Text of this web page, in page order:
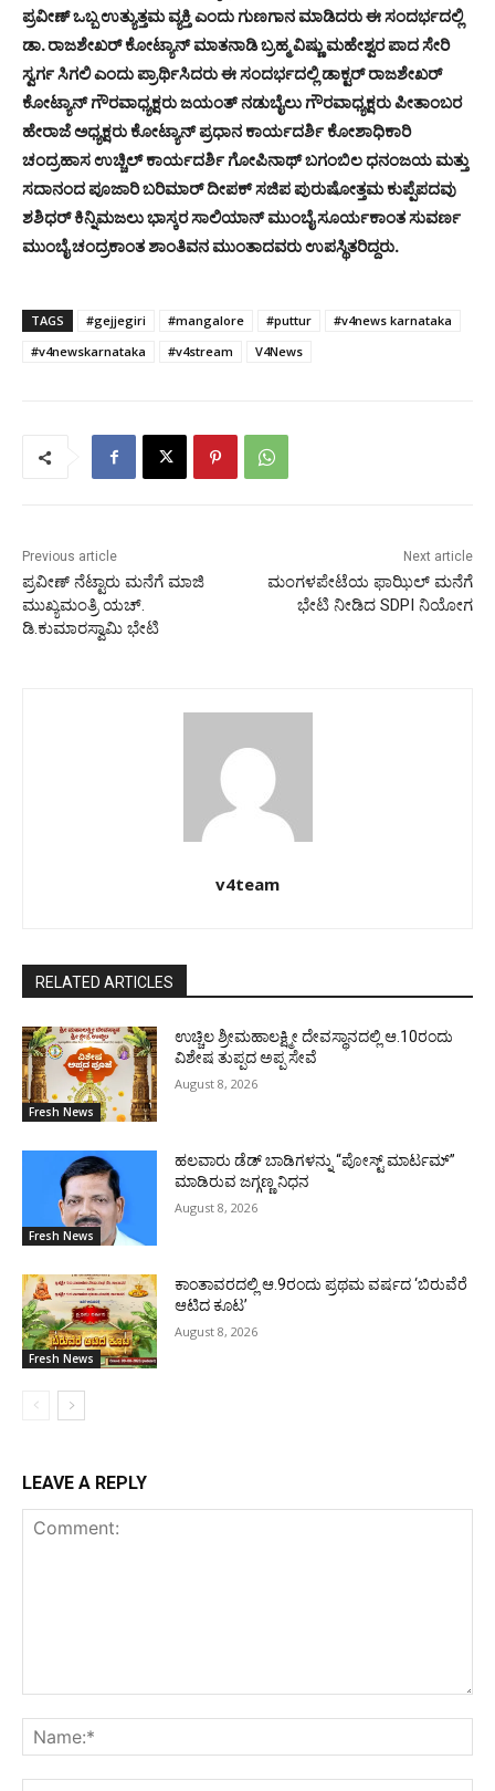
ಪ್ರವೀಣ್ ಒಬ್ಬ ಉತ್ಯುತ್ತಮ ವ್ಯಕ್ತಿ ಎಂದು ಗುಣಗಾನ ಮಾಡಿದರು‌ ಈ ಸಂದರ್ಭದಲ್ಲಿ
ಡಾ. ರಾಜಶೇಖರ್ ಕೋಟ್ಯಾನ್ ಮಾತನಾಡಿ ಬ್ರಹ್ಮ ವಿಷ್ಣು ಮಹೇಶ್ವರ ಪಾದ ಸೇರಿ
ಸ್ವರ್ಗ ಸಿಗಲಿ ಎಂದು ಪ್ರಾರ್ಥಿಸಿದರು ಈ ಸಂದರ್ಭದಲ್ಲಿ ಡಾಕ್ಟರ್ ರಾಜಶೇಖರ್
ಕೋಟ್ಯಾನ್ ಗೌರವಾಧ್ಯಕ್ಷರು ಜಯಂತ್ ನಡುಬೈಲು ಗೌರವಾಧ್ಯಕ್ಷರು ಪೀತಾಂಬರ
ಹೇರಾಜೆ ಅಧ್ಯಕ್ಷರು ಕೋಟ್ಯಾನ್ ಪ್ರಧಾನ ಕಾರ್ಯದರ್ಶಿ ಕೋಶಾಧಿಕಾರಿ
ಚಂದ್ರಹಾಸ ಉಚ್ಚಿಲ್ ಕಾರ್ಯದರ್ಶಿ ಗೋಪಿನಾಥ್ ಬಗಂಬಿಲ ಧನಂಜಯ ಮತ್ತು
ಸದಾನಂದ ಪೂಜಾರಿ ಬರಿಮಾರ್ ದೀಪಕ್ ಸಜಿಪ ಪುರುಷೋತ್ತಮ ಕುಪ್ಪೆಪದವು
ಶಶಿಧರ್ ಕಿನ್ನಿಮಜಲು ಭಾಸ್ಕರ ಸಾಲಿಯಾನ್ ಮುಂಬೈ ಸೂರ್ಯಕಾಂತ ಸುವರ್ಣ
ಮುಂಬೈ ಚಂದ್ರಕಾಂತ ಶಾಂತಿವನ ಮುಂತಾದವರು ಉಪಸ್ಥಿತರಿದ್ದರು.
TAGS #gejjegiri #mangalore #puttur
#v4news karnataka
#v4newskarnataka
#v4stream V4News
Previous article
ಪ್ರವೀಣ್ ನೆಟ್ಟಾರು ಮನೆಗೆ ಮಾಜಿ
ಮುಖ್ಯಮಂತ್ರಿ ಯಚ್.
ಡಿ.ಕುಮಾರಸ್ವಾಮಿ ಭೇಟಿ
Next article
ಮಂಗಳಪೇಟೆಯ ಫಾಝಿಲ್ ಮನೆಗೆ
ಭೇಟಿ ನೀಡಿದ SDPI ನಿಯೋಗ
v4team
RELATED ARTICLES
Fresh News
ಉಚ್ಚಿಲ ಶ್ರೀಮಹಾಲಕ್ಷ್ಮೀ ದೇವಸ್ಥಾನದಲ್ಲಿ ಆ.10ರಂದು
ವಿಶೇಷ ತುಪ್ಪದ ಅಪ್ಪ ಸೇವೆ
August 8, 2026
Fresh News
ಹಲವಾರು ಡೆಡ್ ಬಾಡಿಗಳನ್ನು “ಪೋಸ್ಟ್ ಮಾರ್ಟಮ್”
ಮಾಡಿರುವ ಜಗ್ಗಣ್ಣ ನಿಧನ
August 8, 2026
Fresh News
ಕಾಂತಾವರದಲ್ಲಿ ಆ.9ರಂದು ಪ್ರಥಮ ವರ್ಷದ ‘ಬಿರುವೆರೆ
ಆಟಿದ ಕೂಟ’
August 8, 2026
LEAVE A REPLY